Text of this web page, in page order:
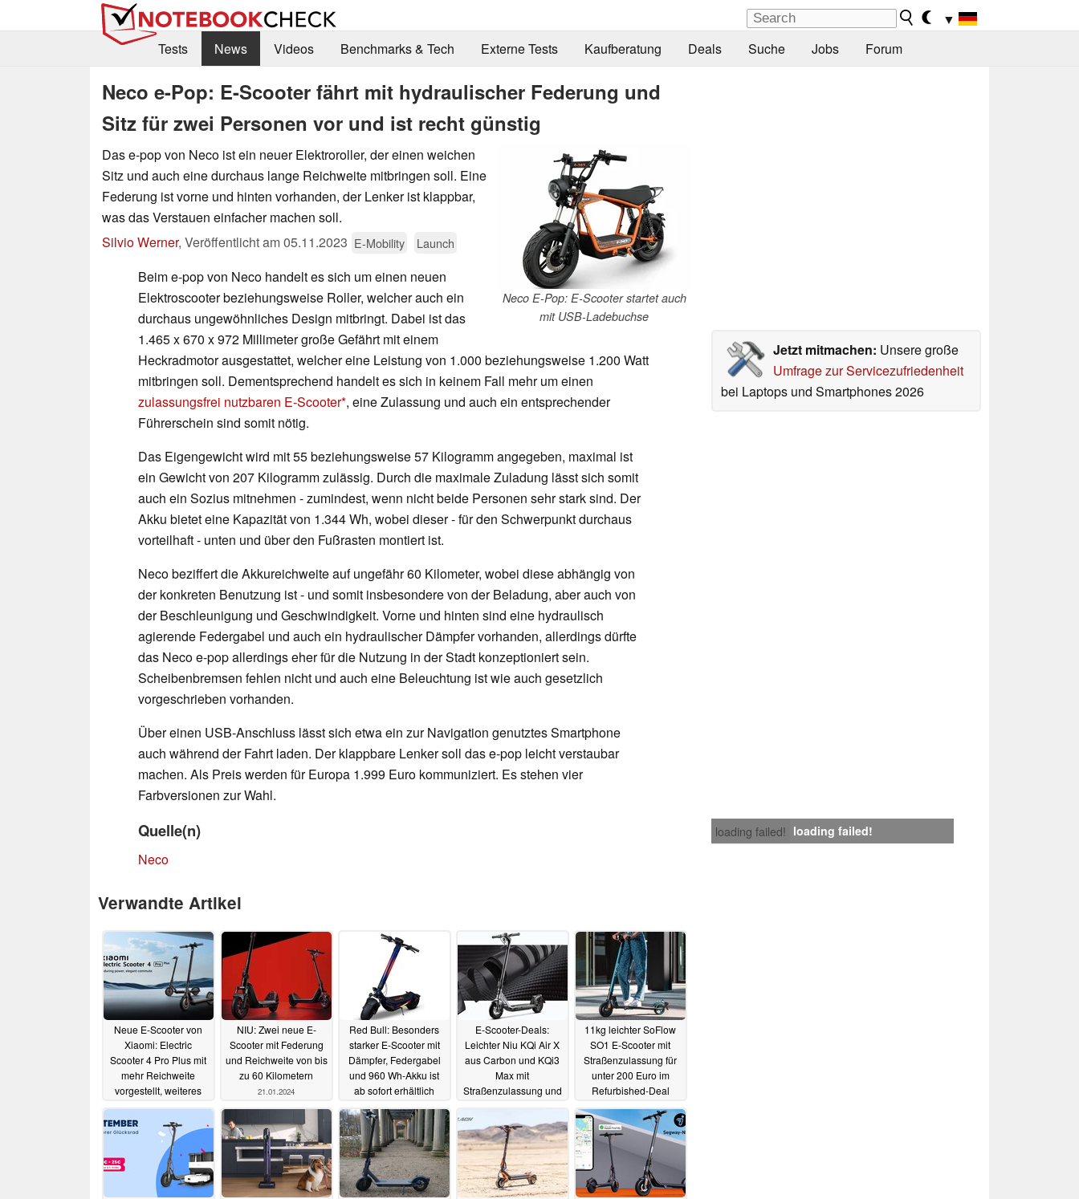
▼
Tests
News Videos Benchmarks & Tech Externe Tests Kaufberatung Deals Suche Jobs Forum
Neco e-Pop: E-Scooter fährt mit hydraulischer Federung und
Sitz für zwei Personen vor und ist recht günstig
Neco E-Pop: E-Scooter startet auch
mit USB-Ladebuchse
Das e-pop von Neco ist ein neuer Elektroroller, der einen weichen
Sitz und auch eine durchaus lange Reichweite mitbringen soll. Eine
Federung ist vorne und hinten vorhanden, der Lenker ist klappbar,
was das Verstauen einfacher machen soll.
Silvio Werner, Veröffentlicht am05.11.2023 E-Mobility Launch
Jetzt mitmachen: Unsere große
Umfrage zur Servicezufriedenheit
bei Laptops und Smartphones 2026
Beim e-pop von Neco handelt es sich um einen neuen
Elektroscooter beziehungsweise Roller, welcher auch ein
durchaus ungewöhnliches Design mitbringt. Dabei ist das
1.465 x 670 x 972 Millimeter große Gefährt mit einem
Heckradmotor ausgestattet, welcher eine Leistung von 1.000 beziehungsweise 1.200 Watt
mitbringen soll. Dementsprechend handelt es sich in keinem Fall mehr um einen
zulassungsfrei nutzbaren E-Scooter , eine Zulassung und auch ein entsprechender
Führerschein sind somit nötig.
Das Eigengewicht wird mit 55 beziehungsweise 57 Kilogramm angegeben, maximal ist
ein Gewicht von 207 Kilogramm zulässig. Durch die maximale Zuladung lässt sich somit
auch ein Sozius mitnehmen - zumindest, wenn nicht beide Personen sehr stark sind. Der
Akku bietet eine Kapazität von 1.344 Wh, wobei dieser - für den Schwerpunkt durchaus
vorteilhaft - unten und über den Fußrasten montiert ist.
Neco beziffert die Akkureichweite auf ungefähr 60 Kilometer, wobei diese abhängig von
der konkreten Benutzung ist - und somit insbesondere von der Beladung, aber auch von
der Beschleunigung und Geschwindigkeit. Vorne und hinten sind eine hydraulisch
agierende Federgabel und auch ein hydraulischer Dämpfer vorhanden, allerdings dürfte
das Neco e-pop allerdings eher für die Nutzung in der Stadt konzeptioniert sein.
Scheibenbremsen fehlen nicht und auch eine Beleuchtung ist wie auch gesetzlich
vorgeschrieben vorhanden.
Über einen USB-Anschluss lässt sich etwa ein zur Navigation genutztes Smartphone
auch während der Fahrt laden. Der klappbare Lenker soll das e-pop leicht verstaubar
machen. Als Preis werden für Europa 1.999 Euro kommuniziert. Es stehen vier
Farbversionen zur Wahl.
loading failed! loading failed!
Quelle(n)
Neco
Verwandte Artikel
Neue E-Scooter von
Xiaomi: Electric
Scooter 4 Pro Plus mit
mehr Reichweite
vorgestellt, weiteres
31.01.2024
NIU: Zwei neue E-
Scooter mit Federung
und Reichweite von bis
zu 60 Kilometern
21.01.2024
Red Bull: Besonders
starker E-Scooter mit
Dämpfer, Federgabel
und 960 Wh-Akku ist
ab sofort erhältlich
19.11.2023
E-Scooter-Deals:
Leichter Niu KQi Air X
aus Carbon und KQi3
Max mit
Straßenzulassung und
rabattiert17.10.2023
11kg leichter SoFlow
SO1 E-Scooter mit
Straßenzulassung für
unter 200 Euro im
Refurbished-Deal
12.10.2023